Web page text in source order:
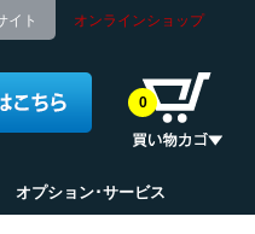
イト オンラインショップ
0
オプション･サービス